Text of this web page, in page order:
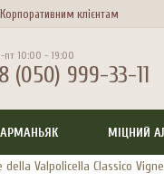
Корпоративним клієнтам
пт 10:00 - 19:00
(050) 999-33-11
АРМАНЬЯК МІЦНИЙ
della Valpolicella Classico